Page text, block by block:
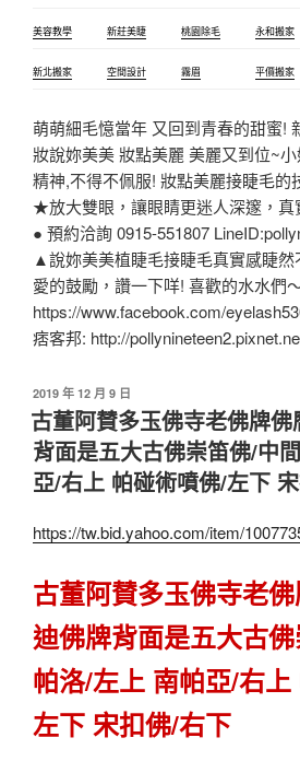
美容教學 新莊美睫 桃園除毛 永和搬家
新北搬家 空間設計 霧眉 平價搬家
萌萌細毛憶當年 又回到青春的甜蜜!
妝說妳美美 妝點美麗 美麗又到位~
精神,不得不佩服! 妝點美麗接睫毛的
★放大雙眼，讓眼睛更迷人深邃，真
● 預約洽詢 0915-551807
▲說妳美美植睫毛接睫毛真實感睫然
愛的鼓勵，讚一下咩! 喜歡的水水們
https://www.facebook.com/
痞客邦: http://
2019 年 12 月 9 日
古董阿賛多玉佛寺老佛牌
背面是五大古佛崇笛佛/中
亞/右上 帕碰術噴佛/左下
https://tw.bid.yahoo.com/item/
古董阿賛多玉佛寺老
迪佛牌背面是五大古
帕洛/左上 南帕亞/右
左下 宋扣佛/右下